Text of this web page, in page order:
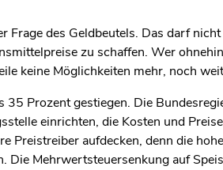
Frage des Geldbeutels. Das darf
zu schaffen. Wer
keine Möglichkeiten mehr, noch
Prozent gestiegen. Die
einrichten, die Kosten und
Preistreiber aufdecken, denn die
Die Mehrwertsteuersenkung auf